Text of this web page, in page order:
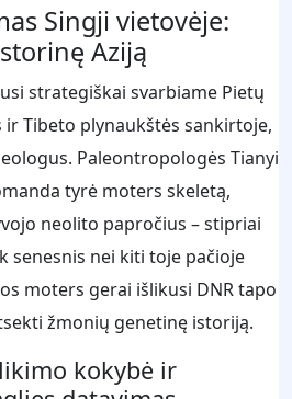
Singji vietovėje:
Aziją
strategiškai svarbiame Pietų
ir Tibeto plynaukštės sankirtoje,
Paleontropologės Tianyi
tyrė moters skeletą,
neolito papročius – stipriai
senesnis nei kiti toje pačioje
moters gerai išlikusi DNR tapo
žmonių genetinę istoriją.
kokybė ir